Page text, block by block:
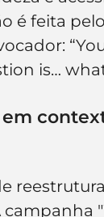
é feita
is…
campanha